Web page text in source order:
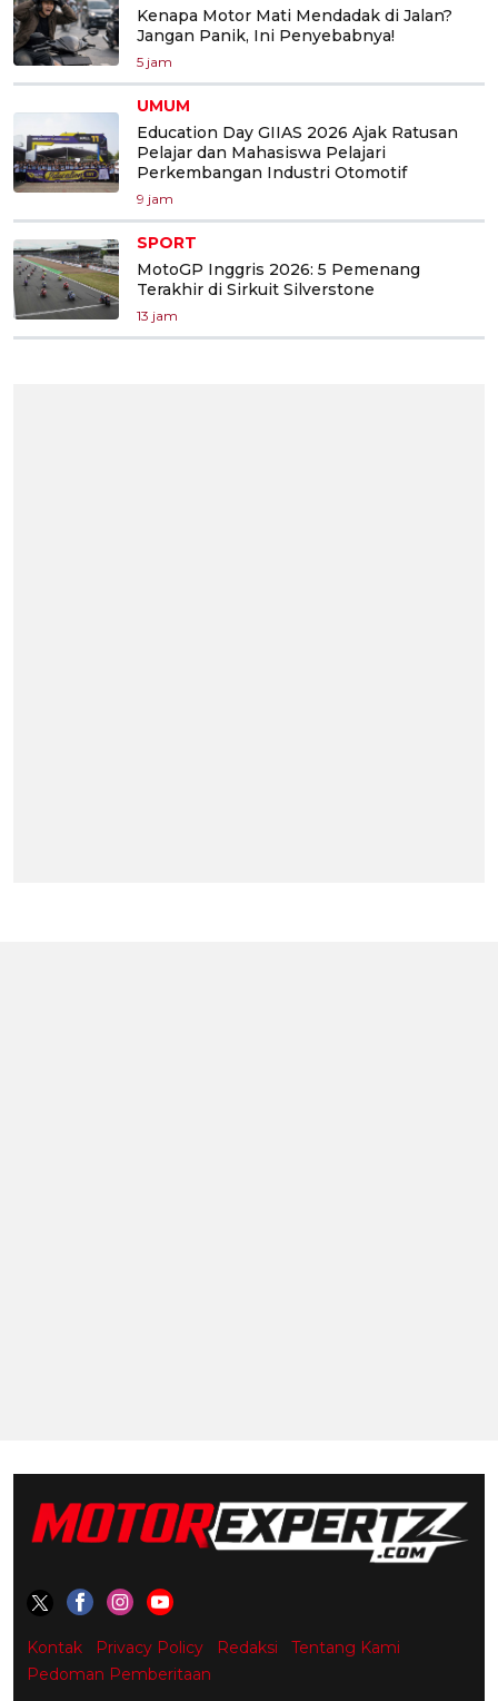
Kenapa Motor Mati Mendadak di Jalan?
Jangan Panik, Ini Penyebabnya!
5 jam
UMUM
Education Day GIIAS 2026 Ajak Ratusan
Pelajar dan Mahasiswa Pelajari
Perkembangan Industri Otomotif
9 jam
SPORT
MotoGP Inggris 2026: 5 Pemenang
Terakhir di Sirkuit Silverstone
13 jam
Kontak Privacy Policy Redaksi
Tentang Kami
Pedoman Pemberitaan